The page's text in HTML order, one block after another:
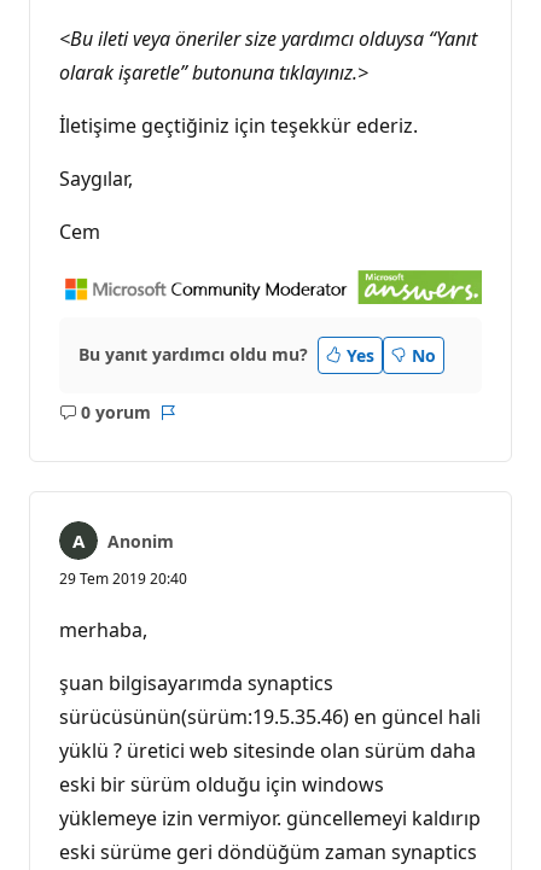
<Bu ileti veya öneriler size yardımcı olduysa “Yanıt
olarak işaretle” butonuna tıklayınız.>
İletişime geçtiğiniz için teşekkür ederiz.
Saygılar,
Cem
Bu yanıt yardımcı oldu mu? Yes No
0 yorum
Açıklama
Anonim
29 Tem 2019 20:40
merhaba,
şuan bilgisayarımda synaptics
sürücüsünün(sürüm:19.5.35.46) en güncel hali
yüklü ? üretici web sitesinde olan sürüm daha
eski bir sürüm olduğu için windows
yüklemeye izin vermiyor. güncellemeyi kaldırıp
eski sürüme geri döndüğüm zaman synaptics